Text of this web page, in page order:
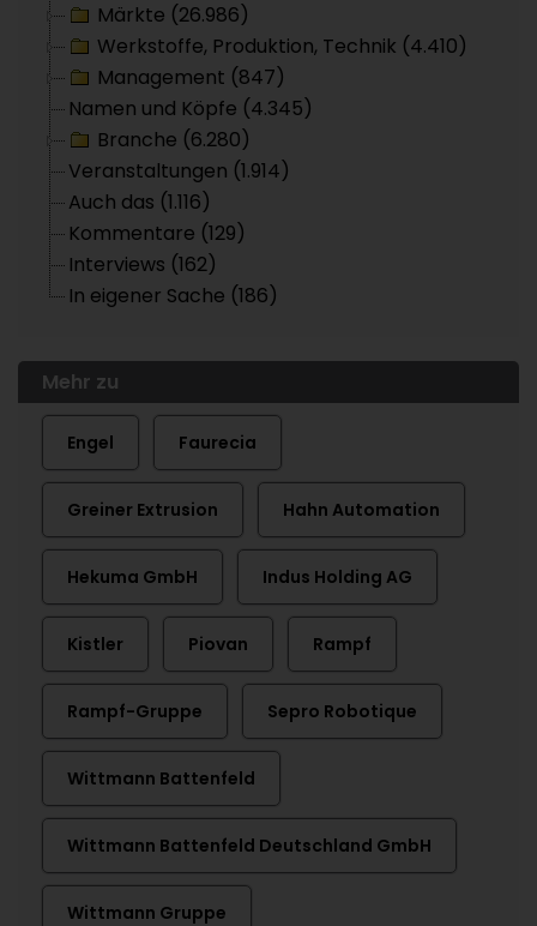
Märkte (26.986)
Werkstoffe, Produktion, Technik (4.410)
Management (847)
Namen und Köpfe (4.345)
Branche (6.280)
Veranstaltungen (1.914)
Auch das (1.116)
Kommentare (129)
Interviews (162)
In eigener Sache (186)
Mehr zu
Engel Faurecia
Greiner Extrusion Hahn Automation
Hekuma GmbH Indus Holding AG
Kistler Piovan Rampf
Rampf-Gruppe Sepro Robotique
Wittmann Battenfeld
Wittmann Battenfeld Deutschland GmbH
Wittmann Gruppe